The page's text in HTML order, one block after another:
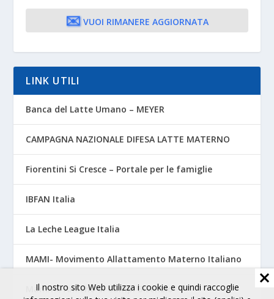
✉️ VUOI RIMANERE AGGIORNATA
LINK UTILI
Banca del Latte Umano – MEYER
CAMPAGNA NAZIONALE DIFESA LATTE MATERNO
Fiorentini Si Cresce – Portale per le famiglie
IBFAN Italia
La Leche League Italia
MAMI- Movimento Allattamento Materno Italiano
Mamme Amiche di Campi Bisenzio
Il nostro sito Web utilizza i cookie e quindi raccoglie